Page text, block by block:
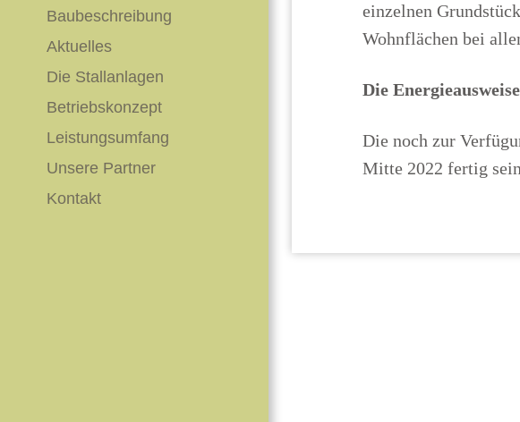
Baubeschreibung
Aktuelles
Die Stallanlagen
Betriebskonzept
Leistungsumfang
Unsere Partner
Kontakt
einzelnen
Wohnflächen bei
Die
Die noch zur
Mitte 2022 fertig